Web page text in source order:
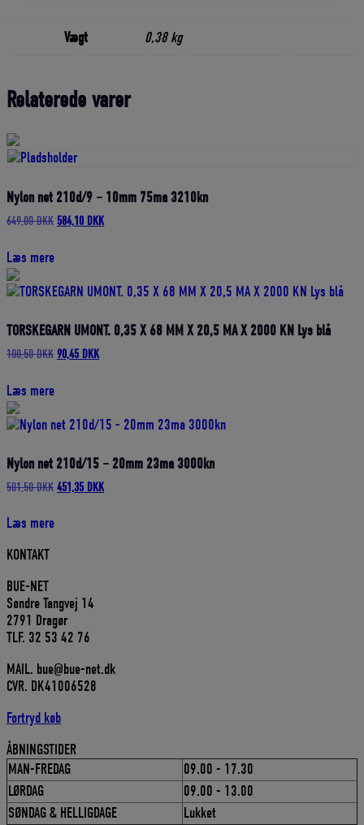
Vægt 0,38 kg
Relaterede varer
Nylon net 210d/9 – 10mm 75ma 3210kn
649,00DKK Den
584,10 DKKDen
Læs mere
TORSKEGARN UMONT. 0,35 X 68 MM X 20,5 MA X 2000 KN Lys blå
100,50DKK Den
90,45 DKKDen
Læs mere
Nylon net 210d/15 – 20mm 23ma 3000kn
501,50DKK Den
451,35 DKKDen
Læs mere
KONTAKT
BUE-NET
Søndre Tangvej 14
2791 Dragør
TLF. 32 53 42 76
MAIL. bue@bue-net.dk
CVR. DK41006528
Fortryd køb
ÅBNINGSTIDER
MAN-FREDAG
09.00 - 17.30
LØRDAG
09.00 - 13.00
SØNDAG & HELLIGDAGE
Lukket